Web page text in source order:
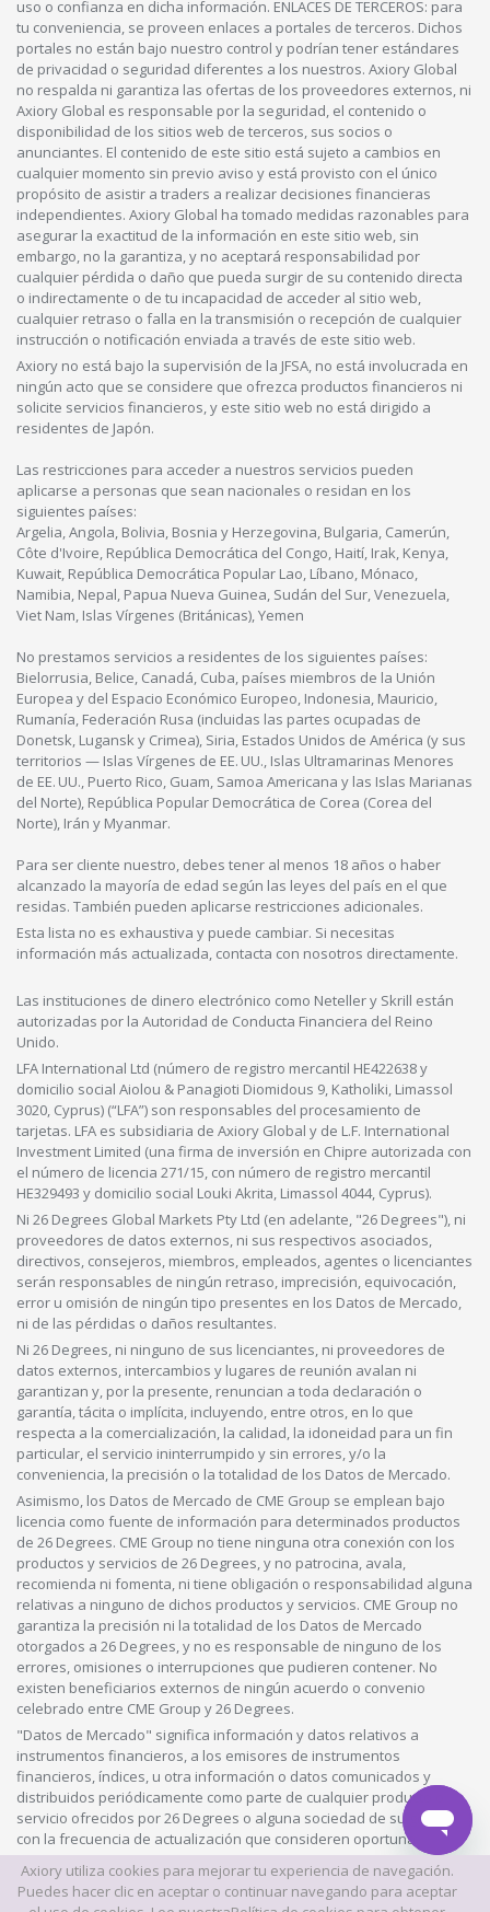
uso o confianza en dicha información. ENLACES DE TERCEROS: para
tu conveniencia, se proveen enlaces a portales de terceros. Dichos
portales no están bajo nuestro control y podrían tener estándares
de privacidad o seguridad diferentes a los nuestros. Axiory Global
no respalda ni garantiza las ofertas de los proveedores externos, ni
Axiory Global es responsable por la seguridad, el contenido o
disponibilidad de los sitios web de terceros, sus socios o
anunciantes. El contenido de este sitio está sujeto a cambios en
cualquier momento sin previo aviso y está provisto con el único
propósito de asistir a traders a realizar decisiones financieras
independientes. Axiory Global ha tomado medidas razonables para
asegurar la exactitud de la información en este sitio web, sin
embargo, no la garantiza, y no aceptará responsabilidad por
cualquier pérdida o daño que pueda surgir de su contenido directa
o indirectamente o de tu incapacidad de acceder al sitio web,
cualquier retraso o falla en la transmisión o recepción de cualquier
instrucción o notificación enviada a través de este sitio web.
Axiory no está bajo la supervisión de la JFSA, no está involucrada en
ningún acto que se considere que ofrezca productos financieros ni
solicite servicios financieros, y este sitio web no está dirigido a
residentes de Japón.
Las restricciones para acceder a nuestros servicios pueden
aplicarse a personas que sean nacionales o residan en los
siguientes países:
Argelia, Angola, Bolivia, Bosnia y Herzegovina, Bulgaria, Camerún,
Côte d'Ivoire, República Democrática del Congo, Haití, Irak, Kenya,
Kuwait, República Democrática Popular Lao, Líbano, Mónaco,
Namibia, Nepal, Papua Nueva Guinea, Sudán del Sur, Venezuela,
Viet Nam, Islas Vírgenes (Británicas), Yemen
No prestamos servicios a residentes de los siguientes países:
Bielorrusia, Belice, Canadá, Cuba, países miembros de la Unión
Europea y del Espacio Económico Europeo, Indonesia, Mauricio,
Rumanía, Federación Rusa (incluidas las partes ocupadas de
Donetsk, Lugansk y Crimea), Siria, Estados Unidos de América (y sus
territorios — Islas Vírgenes de EE. UU., Islas Ultramarinas Menores
de EE. UU., Puerto Rico, Guam, Samoa Americana y las Islas Marianas
del Norte), República Popular Democrática de Corea (Corea del
Norte), Irán y Myanmar.
Para ser cliente nuestro, debes tener al menos 18 años o haber
alcanzado la mayoría de edad según las leyes del país en el que
residas. También pueden aplicarse restricciones adicionales.
Esta lista no es exhaustiva y puede cambiar. Si necesitas
información más actualizada, contacta con nosotros directamente.
Las instituciones de dinero electrónico como Neteller y Skrill están
autorizadas por la Autoridad de Conducta Financiera del Reino
Unido.
LFA International Ltd (número de registro mercantil HE422638 y
domicilio social Aiolou & Panagioti Diomidous 9, Katholiki, Limassol
3020, Cyprus) (“LFA”) son responsables del procesamiento de
tarjetas. LFA es subsidiaria de Axiory Global y de L.F. International
Investment Limited (una firma de inversión en Chipre autorizada con
el número de licencia 271/15, con número de registro mercantil
HE329493 y domicilio social Louki Akrita, Limassol 4044, Cyprus).
Ni 26 Degrees Global Markets Pty Ltd (en adelante, "26 Degrees"), ni
proveedores de datos externos, ni sus respectivos asociados,
directivos, consejeros, miembros, empleados, agentes o licenciantes
serán responsables de ningún retraso, imprecisión, equivocación,
error u omisión de ningún tipo presentes en los Datos de Mercado,
ni de las pérdidas o daños resultantes.
Ni 26 Degrees, ni ninguno de sus licenciantes, ni proveedores de
datos externos, intercambios y lugares de reunión avalan ni
garantizan y, por la presente, renuncian a toda declaración o
garantía, tácita o implícita, incluyendo, entre otros, en lo que
respecta a la comercialización, la calidad, la idoneidad para un fin
particular, el servicio ininterrumpido y sin errores, y/o la
conveniencia, la precisión o la totalidad de los Datos de Mercado.
Asimismo, los Datos de Mercado de CME Group se emplean bajo
licencia como fuente de información para determinados productos
de 26 Degrees. CME Group no tiene ninguna otra conexión con los
productos y servicios de 26 Degrees, y no patrocina, avala,
recomienda ni fomenta, ni tiene obligación o responsabilidad alguna
relativas a ninguno de dichos productos y servicios. CME Group no
garantiza la precisión ni la totalidad de los Datos de Mercado
otorgados a 26 Degrees, y no es responsable de ninguno de los
errores, omisiones o interrupciones que pudieren contener. No
existen beneficiarios externos de ningún acuerdo o convenio
celebrado entre CME Group y 26 Degrees.
"Datos de Mercado" significa información y datos relativos a
instrumentos financieros, a los emisores de instrumentos
financieros, índices, u otra información o datos comunicados y
distribuidos periódicamente como parte de cualquier producto o
servicio ofrecidos por 26 Degrees o alguna sociedad de su grupo,
con la frecuencia de actualización que consideren oportuna.
© 2026 Este sitio web es propiedad y está operado por Axiory Global
Limited.
Axiory utiliza cookies para mejorar tu experiencia de navegación.
Puedes hacer clic en aceptar o continuar navegando para aceptar